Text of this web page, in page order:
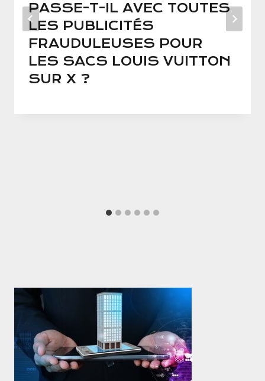
PASSE-T-IL AVEC TOUTES
LES PUBLICITÉS
FRAUDULEUSES POUR
LES SACS LOUIS VUITTON
SUR X ?